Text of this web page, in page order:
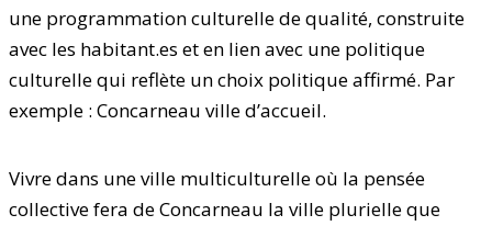
une programmation culturelle de qualité, construite
avec les habitant.es et en lien avec une politique
culturelle qui reflète un choix politique affirmé. Par
exemple : Concarneau ville d’accueil.
Vivre dans une ville multiculturelle où la pensée
collective fera de Concarneau la ville plurielle que